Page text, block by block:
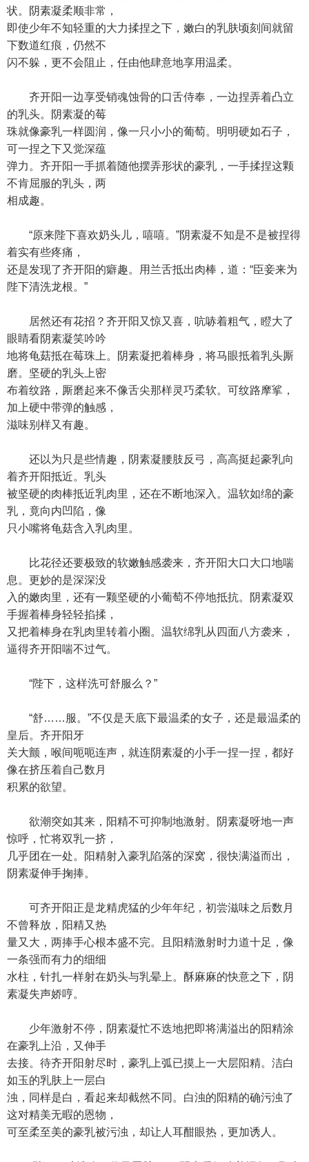
状。阴素凝柔顺非常，
即使少年不知轻重的大力揉捏之下，嫩白的乳肤顷刻间就留
下数道红痕，仍然不
闪不躲，更不会阻止，任由他肆意地享用温柔。
齐开阳一边享受销魂蚀骨的口舌侍奉，一边捏弄着凸立
的乳头。阴素凝的莓
珠就像豪乳一样圆润，像一只小小的葡萄。明明硬如石子，
可一捏之下又觉深蕴
弹力。齐开阳一手抓着随他摆弄形状的豪乳，一手揉捏这颗
不肯屈服的乳头，两
相成趣。
“原来陛下喜欢奶头儿，嘻嘻。”阴素凝不知是不是被捏得
着实有些疼痛，
还是发现了齐开阳的癖趣。用兰舌抵出肉棒，道：“臣妾来为
陛下清洗龙根。”
居然还有花招？齐开阳又惊又喜，吭哧着粗气，瞪大了
眼睛看阴素凝笑吟吟
地将龟菇抵在莓珠上。阴素凝把着棒身，将马眼抵着乳头厮
磨。坚硬的乳头上密
布着纹路，厮磨起来不像舌尖那样灵巧柔软。可纹路摩挲，
加上硬中带弹的触感，
滋味别样又有趣。
还以为只是些情趣，阴素凝腰肢反弓，高高挺起豪乳向
着齐开阳抵近。乳头
被坚硬的肉棒抵近乳肉里，还在不断地深入。温软如绵的豪
乳，竟向内凹陷，像
只小嘴将龟菇含入乳肉里。
比花径还要极致的软嫩触感袭来，齐开阳大口大口地喘
息。更妙的是深深没
入的嫩肉里，还有一颗坚硬的小葡萄不停地抵抗。阴素凝双
手握着棒身轻轻掐揉，
又把着棒身在乳肉里转着小圈。温软绵乳从四面八方袭来，
逼得齐开阳喘不过气。
“陛下，这样洗可舒服么？”
“舒……服。”不仅是天底下最温柔的女子，还是最温柔的
皇后。齐开阳牙
关大颤，喉间呃呃连声，就连阴素凝的小手一捏一捏，都好
像在挤压着自己数月
积累的欲望。
欲潮突如其来，阳精不可抑制地激射。阴素凝呀地一声
惊呼，忙将双乳一挤，
几乎团在一处。阳精射入豪乳陷落的深窝，很快满溢而出，
阴素凝伸手掬捧。
可齐开阳正是龙精虎猛的少年年纪，初尝滋味之后数月
不曾释放，阳精又热
量又大，两捧手心根本盛不完。且阳精激射时力道十足，像
一条强而有力的细细
水柱，针扎一样射在奶头与乳晕上。酥麻麻的快意之下，阴
素凝失声娇哼。
少年激射不停，阴素凝忙不迭地把即将满溢出的阳精涂
在豪乳上沿，又伸手
去接。待齐开阳射尽时，豪乳上弧已摸上一大层阳精。洁白
如玉的乳肤上一层白
浊，同样是白，看起来却截然不同。白浊的阳精的确污浊了
这对精美无暇的恩物，
可至柔至美的豪乳被污浊，却让人耳酣眼热，更加诱人。